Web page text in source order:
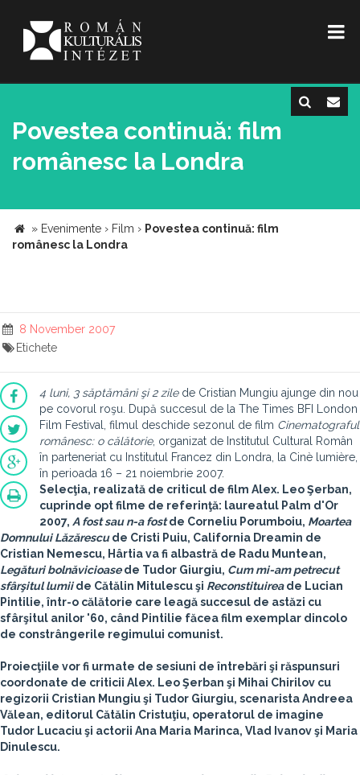
Povestea continuă: film
românesc la Londra
» Evenimente › Film › Povestea continuă: film
românesc la Londra
8 November 2007
Etichete
4 luni, 3 săptămâni şi 2 zilede Cristian Mungiu ajunge din nou
pe covorul roşu. După succesul de la The Times BFI London
Film Festival, filmul deschide sezonul de film Cinematograful
românesc: o călătorie, organizat de Institutul Cultural Român
în parteneriat cu Institutul Francez din Londra, la Cinè lumière,
în perioada 16 – 21 noiembrie 2007.
Selecţia, realizată de criticul de film Alex. Leo Şerban,
cuprinde opt filme de referinţă: laureatul Palm d'Or
2007, A fost sau n-a fostde Corneliu Porumboiu, Moartea
Domnului Lăzărescude Cristi Puiu, California Dreamin de
Cristian Nemescu, Hârtia va fi albastră de Radu Muntean,
Legături bolnăvicioasede Tudor Giurgiu, Cum mi-am petrecut
sfârşitul lumiide Cătălin Mitulescu şi Reconstituireade Lucian
Pintilie, într-o călătorie care leagă succesul de astăzi cu
sfârşitul anilor '60, când Pintilie făcea film exemplar dincolo
de constrângerile regimului comunist.
Proiecţiile vor fi urmate de sesiuni de întrebări şi răspunsuri
coordonate de criticii Alex. Leo Şerban şi Mihai Chirilov cu
regizorii Cristian Mungiu şi Tudor Giurgiu, scenarista Andreea
Vălean, editorul Cătălin Cristuţiu, operatorul de imagine
Tudor Lucaciu şi actorii Ana Maria Marinca, Vlad Ivanov şi Maria
Dinulescu.